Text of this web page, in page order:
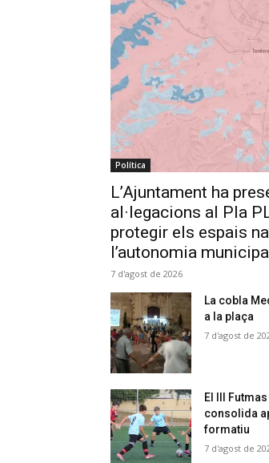
Política
L’Ajuntament ha
al·legacions al Pla
protegir els espais
l’autonomia
7 d'agost de 2026
La cobla
a la plaça
7 d'agost de
El III
consolida
formatiu
7 d'agost de